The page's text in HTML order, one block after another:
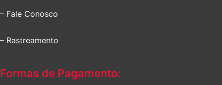
– Fale Conosco
– Rastreamento
Formas de Pagamento: